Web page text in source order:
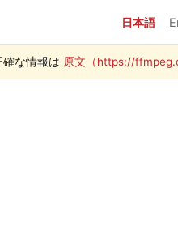
日本語
な情報は 原文（https://